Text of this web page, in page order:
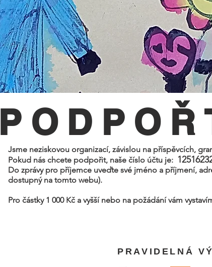
Jsme neziskovou organizací, závislou na příspěvcích,
Pokud nás chcete podpořit, naše číslo účtu je:
Do zprávy pro příjemce uveďte své jméno a příjmení,
dostupný na tomto webu).
Pro částky 1 000 Kč a vyšší nebo na požádání vám
PRAVIDELNÁ